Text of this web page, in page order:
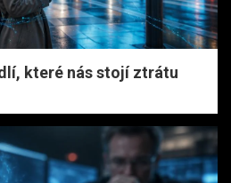
které nás stojí ztrátu